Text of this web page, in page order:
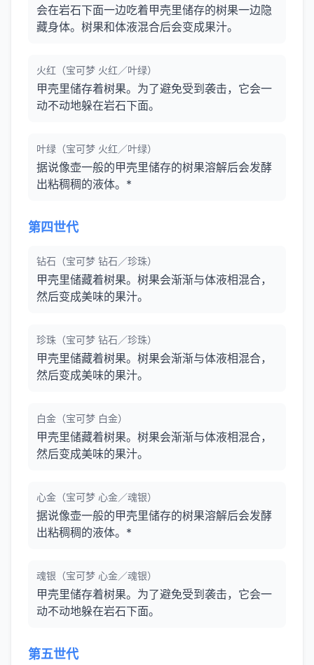
会在岩石下面一边吃着甲壳里储存的树果一边隐
藏身体。树果和体液混合后会变成果汁。
火红（宝可梦 火红／叶绿）
甲壳里储存着树果。为了避免受到袭击，它会一
动不动地躲在岩石下面。
叶绿（宝可梦 火红／叶绿）
据说像壶一般的甲壳里储存的树果溶解后会发酵
出粘稠稠的液体。*
第四世代
钻石（宝可梦 钻石／珍珠）
甲壳里储藏着树果。树果会渐渐与体液相混合，
然后变成美味的果汁。
珍珠（宝可梦 钻石／珍珠）
甲壳里储藏着树果。树果会渐渐与体液相混合，
然后变成美味的果汁。
白金（宝可梦 白金）
甲壳里储藏着树果。树果会渐渐与体液相混合，
然后变成美味的果汁。
心金（宝可梦 心金／魂银）
据说像壶一般的甲壳里储存的树果溶解后会发酵
出粘稠稠的液体。*
魂银（宝可梦 心金／魂银）
甲壳里储存着树果。为了避免受到袭击，它会一
动不动地躲在岩石下面。
第五世代